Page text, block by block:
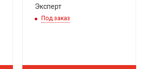
Эксперт
Под заказ